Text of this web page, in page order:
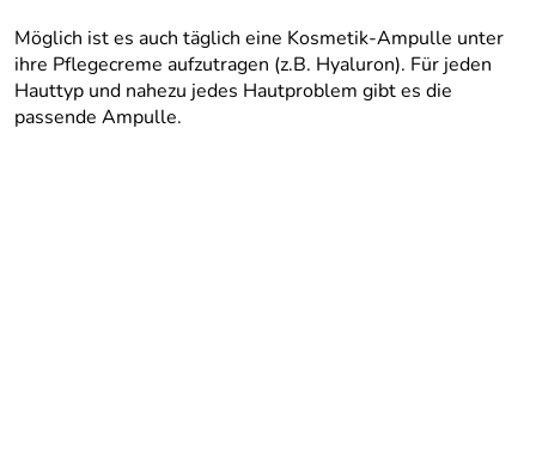
Möglich ist es auch täglich eine Kosmetik-Ampulle unter
ihre Pflegecreme aufzutragen (z.B. Hyaluron). Für jeden
Hauttyp und nahezu jedes Hautproblem gibt es die
passende Ampulle.